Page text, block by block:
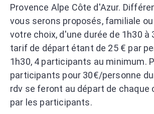
Provence Alpe Côte d'Azur.
vous serons proposés, familiale
votre choix, d'une durée de 1h30 à
tarif de départ étant de 25 € par
1h30, 4 participants au minimum.
participants pour 30€/personne
rdv se feront au départ de
par les participants.